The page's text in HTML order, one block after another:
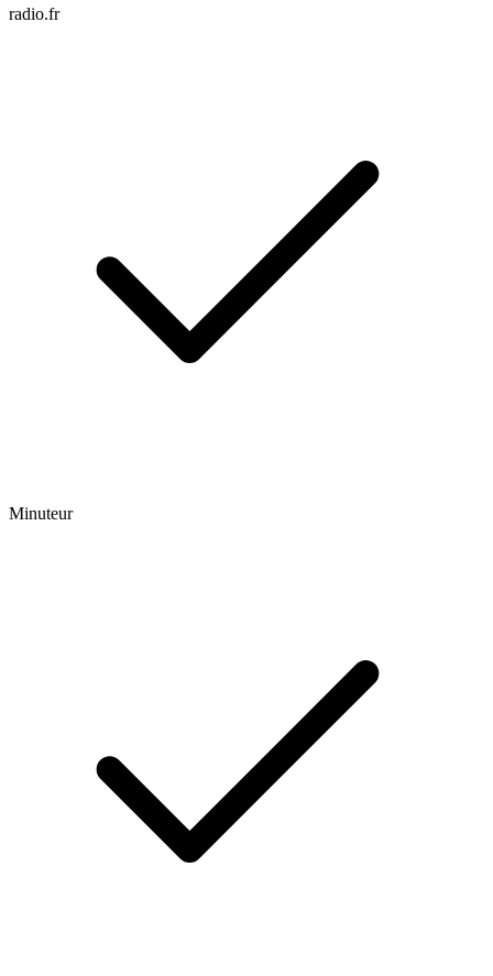
radio.fr
Minuteur